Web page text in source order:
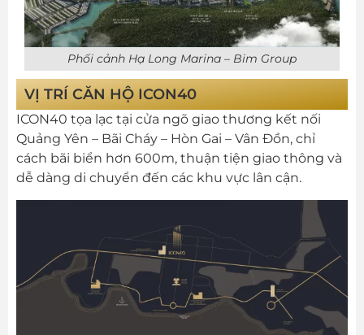
Phối cảnh Hạ Long Marina – Bim Group
VỊ TRÍ CĂN HỘ ICON40
ICON40 tọa lạc tại cửa ngõ giao thương kết nối
Quảng Yên – Bãi Cháy – Hòn Gai – Vân Đồn, chỉ
cách bãi biển hơn 600m, thuận tiện giao thông và
dễ dàng di chuyển đến các khu vực lân cận.